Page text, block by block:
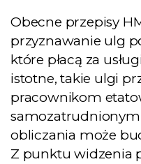
Obecne przepisy
przyznawanie ulg
które płacą za
istotne, takie ulgi
pracownikom
obliczania może
Z punktu widzenia